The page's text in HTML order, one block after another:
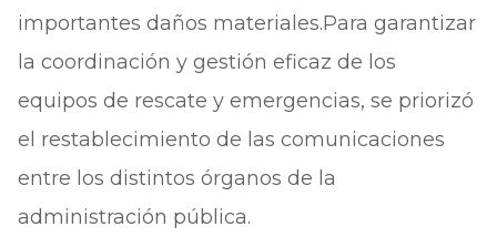
importantes daños materiales.Para garantizar
la coordinación y gestión eficaz de los
equipos de rescate y emergencias, se priorizó
el restablecimiento de las comunicaciones
entre los distintos órganos de la
administración pública.